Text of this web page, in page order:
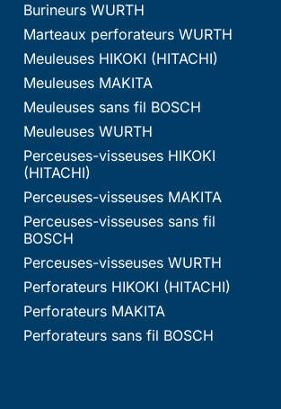
Burineurs WURTH
Marteaux perforateurs WURTH
Meuleuses HIKOKI (HITACHI)
Meuleuses MAKITA
Meuleuses sans fil BOSCH
Meuleuses WURTH
Perceuses-visseuses HIKOKI
(HITACHI)
Perceuses-visseuses MAKITA
Perceuses-visseuses sans fil
BOSCH
Perceuses-visseuses WURTH
Perforateurs HIKOKI (HITACHI)
Perforateurs MAKITA
Perforateurs sans fil BOSCH